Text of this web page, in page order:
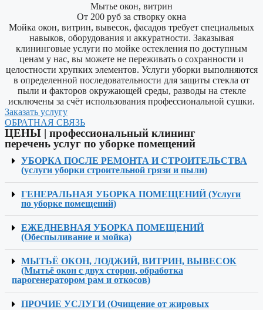
Мытье окон, витрин
От 200 руб за створку окна
Мойка окон, витрин, вывесок, фасадов требует специальных
навыков, оборудования и аккуратности. Заказывая
клининговые услуги по мойке остекления по доступным
ценам у нас, вы можете не переживать о сохранности и
целостности хрупких элементов. Услуги уборки выполняются
в определенной последовательности для защиты стекла от
пыли и факторов окружающей среды, разводы на стекле
исключены за счëт использования профессиональной сушки.
Заказать услугу
ОБРАТНАЯ СВЯЗЬ
ЦЕНЫ​ | профессиональный клининг
перечень услуг по уборке помещений
УБОРКА ПОСЛЕ РЕМОНТА И СТРОИТЕЛЬСТВА
(услуги уборки строительной грязи и пыли)
ГЕНЕРАЛЬНАЯ УБОРКА ПОМЕЩЕНИЙ (Услуги
по уборке помещений)
ЕЖЕДНЕВНАЯ УБОРКА ПОМЕЩЕНИЙ
(Обеспыливание и мойка)
МЫТЬЁ ОКОН, ЛОДЖИЙ, ВИТРИН, ВЫВЕСОК
(Мытьё окон с двух сторон, обработка
парогенератором рам и откосов)
ПРОЧИЕ УСЛУГИ (Очищение от жировых